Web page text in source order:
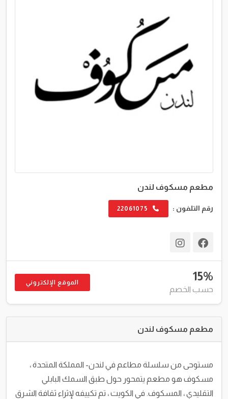
مطعم مسكوف لندن
رقم التلفون :
15%
حسب الخصم
الموقع الإلكتروني
مطعم مسكوف لندن
مستوحى من سلسلة مطاعم في لندن- المملكة المتحدة ،
مسكوف هو مطعم يتمحور حول طبق السمك البابلي
التقليدي ، المسكوف. في الكويت ، تم تكييفه لإثراء ثقافة الشرق